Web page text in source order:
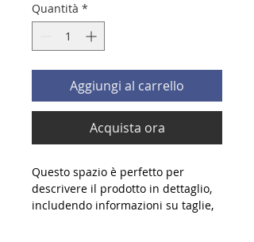
Quantità *
Aggiungi al carrello
Acquista ora
Questo spazio è perfetto per
descrivere il prodotto in dettaglio,
includendo informazioni su taglie,